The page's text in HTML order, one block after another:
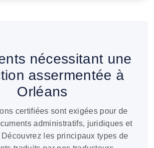
nécessitant une
assermentée à
Orléans
certifiées sont exigées pour de
administratifs, juridiques et
les principaux types de